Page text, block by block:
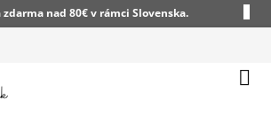
zdarma nad 80€ v rámci Slovenska.